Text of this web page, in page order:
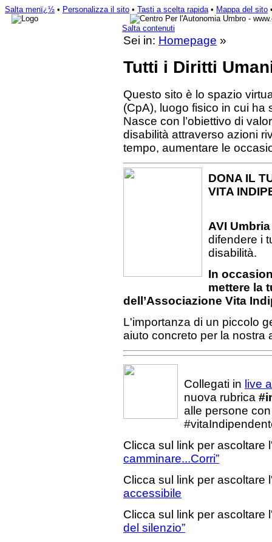
Salta menï¿½ • Personalizza il sito • Tasti a scelta rapida• Mappa del sito
Salta contenuti
Sei in: Homepage »
Tutti i Diritti
Questo sito è lo spazio
(CpA), luogo fisico in cui ha
Nasce con l’obiettivo di
disabilità attraverso azioni
tempo, aumentare le
DONA IL
VITA
AVI
difendere i
disabilità.
In
mettere la
dell’Associazione Vita
L'importanza di un piccolo
aiuto concreto per la nostra
Collegati in live
nuova rubrica
alle persone
Clicca sul link per ascoltare
camminare...Corri”
Clicca sul link per ascoltare
accessibile
Clicca sul link per ascoltare
del silenzio”